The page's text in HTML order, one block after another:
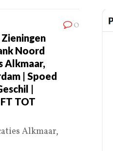
0
Noord
Alkmaar,
| Spoed
|
TOT
Alkmaar,